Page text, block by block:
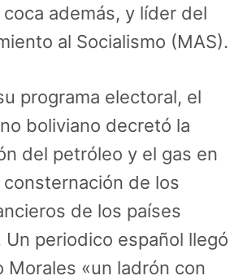
además, y líder del
al Socialismo (MAS).
programa electoral, el
boliviano decretó la
del petróleo y el gas en
de los
de los países
periodico español llegó
Morales «un ladrón con